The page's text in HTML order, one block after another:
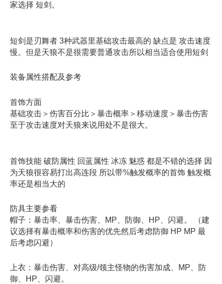
家选择 短剑。
短剑是刃舞者 3种武器里基础攻击最高的 缺点是 攻击速度
慢。但是天狼不是很需要普通攻击所以相当适合使用短剑
装备属性搭配及参考
首饰方面
基础攻击＞伤害百分比＞暴击概率＞移动速度＞暴击伤害
至于攻击速度对天狼来说用处不是很大。
首饰技能 破防属性 回蓝属性 冰冻 魅惑 都是不错的选择 因
为天狼很容易打出高连段 所以带%触发概率的首饰 触发概
率还是相当大的
防具主要参看
帽子：暴击率、暴击伤害、MP、防御、HP、闪避。 （建
议选择有暴击概率和伤害的优先然后考虑防御 HP MP 最
后考虑闪避）
上衣：暴击伤害、对高级/领主怪物的伤害加成、MP、防
御、HP、闪避。